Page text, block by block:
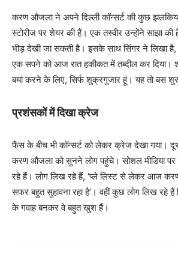
करण औजला ने अपने दिल्ली कॉन्सर्ट की कुछ
स्टोरीज पर शेयर की हैं। एक तस्वीर उन्होंने साझा
भीड़ देखी जा सकती है। इसके साथ सिंगर ने लिखा
एक सपने को आज रात हकीकत में तब्दील कर दिया।
बयां करने के लिए, सिर्फ शुक्रगुजार हूं। यह तो बस
प्रशंसकों में दिखा क्रेज
फैंस के बीच भी कॉन्सर्ट को लेकर क्रेज देखा गया।
करण औजला को सुनने लोग पहुंचे। सोशल मीडिया पर
रहे हैं। लोग लिख रहे हैं, ‘प्ले लिस्ट से लेकर आज
सफर बहुत सुहावना रहा है’। वहीं कुछ लोग लिख रहे हैं
के गवाह बनकर वे बहुत खुश हैं।